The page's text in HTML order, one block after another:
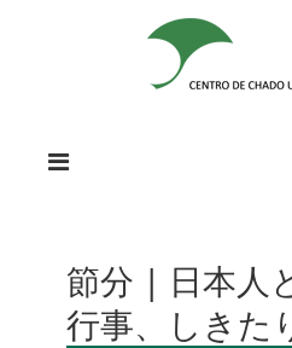
節分 | 日本人
行事、しきた